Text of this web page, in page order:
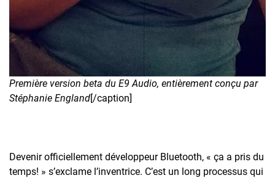
Première version beta du E9 Audio, entièrement conçu par
Stéphanie England[/caption]
Devenir officiellement développeur Bluetooth, « ça a pris du
temps! » s’exclame l’inventrice. C’est un long processus qui